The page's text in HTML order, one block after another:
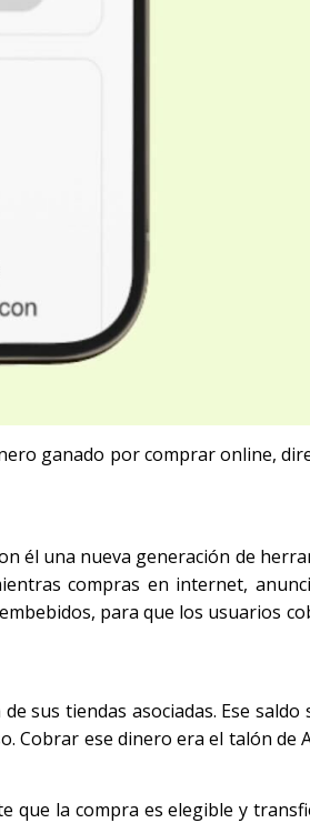
ganado por comprar online,
él una nueva generación de
compras en internet,
para que los usuarios
sus tiendas asociadas. Ese saldo
Cobrar ese dinero era el talón de
que la compra es elegible y